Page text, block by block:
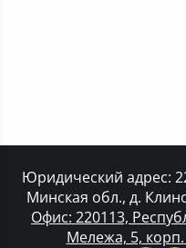
Юридический адрес:
Минская обл., д.
Офис: 220113,
Мележа, 5, корп.